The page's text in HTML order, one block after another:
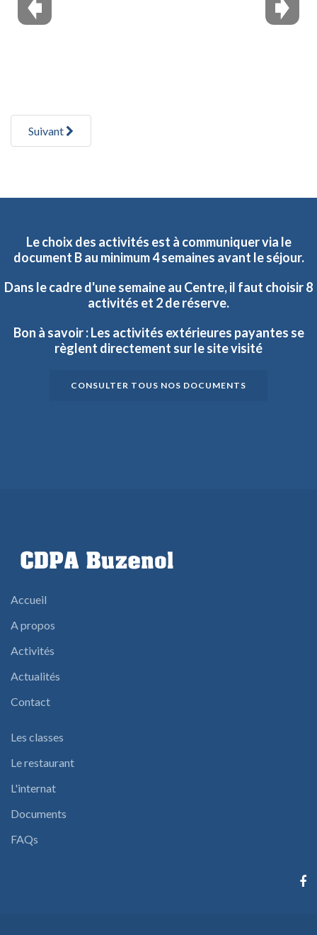
Suivant
Le choix des activités est à communiquervia le
document B au minimum4 semaines avant le séjour.
Dans lecadred'unesemaineau Centre,il faut choisir8
activités et 2deréserve.
Bon à savoir : Les activités extérieures payantes se
règlent directement surlesitevisité
CONSULTER TOUS NOS DOCUMENTS
Accueil
A propos
Activités
Actualités
Contact
Les classes
Le restaurant
L'internat
Documents
FAQs